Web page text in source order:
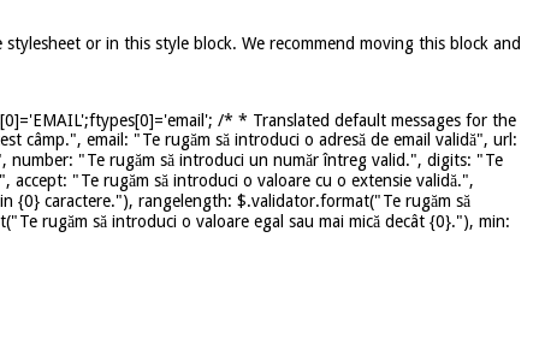
or in this style block. We recommend moving this block and
/* * Translated default messages for the
câmp.", email: "Te rugăm să introduci o adresă de email validă", url:
number: "Te rugăm să introduci un număr întreg valid.", digits: "Te
"Te rugăm să introduci o valoare cu o extensie validă.",
{0} caractere."), rangelength: $.validator.format("Te rugăm să
rugăm să introduci o valoare egal sau mai mică decât {0}."), min: